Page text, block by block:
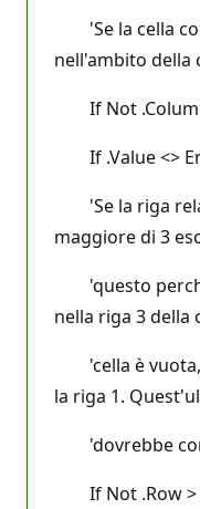
'Se la cella
nell'ambito della
If Not .Column
If .Value <>
'Se la riga
maggiore di 3
'questo
nella riga 3 della
'cella è vuota,
la riga 1.
'dovrebbe
If Not .Row >